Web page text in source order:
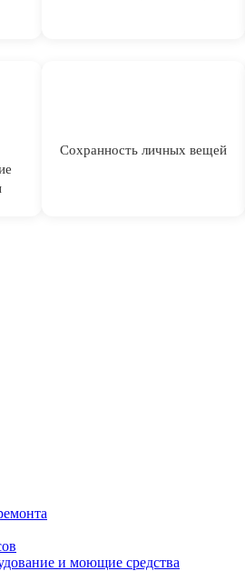
Сохранность личных вещей
и моющие средства